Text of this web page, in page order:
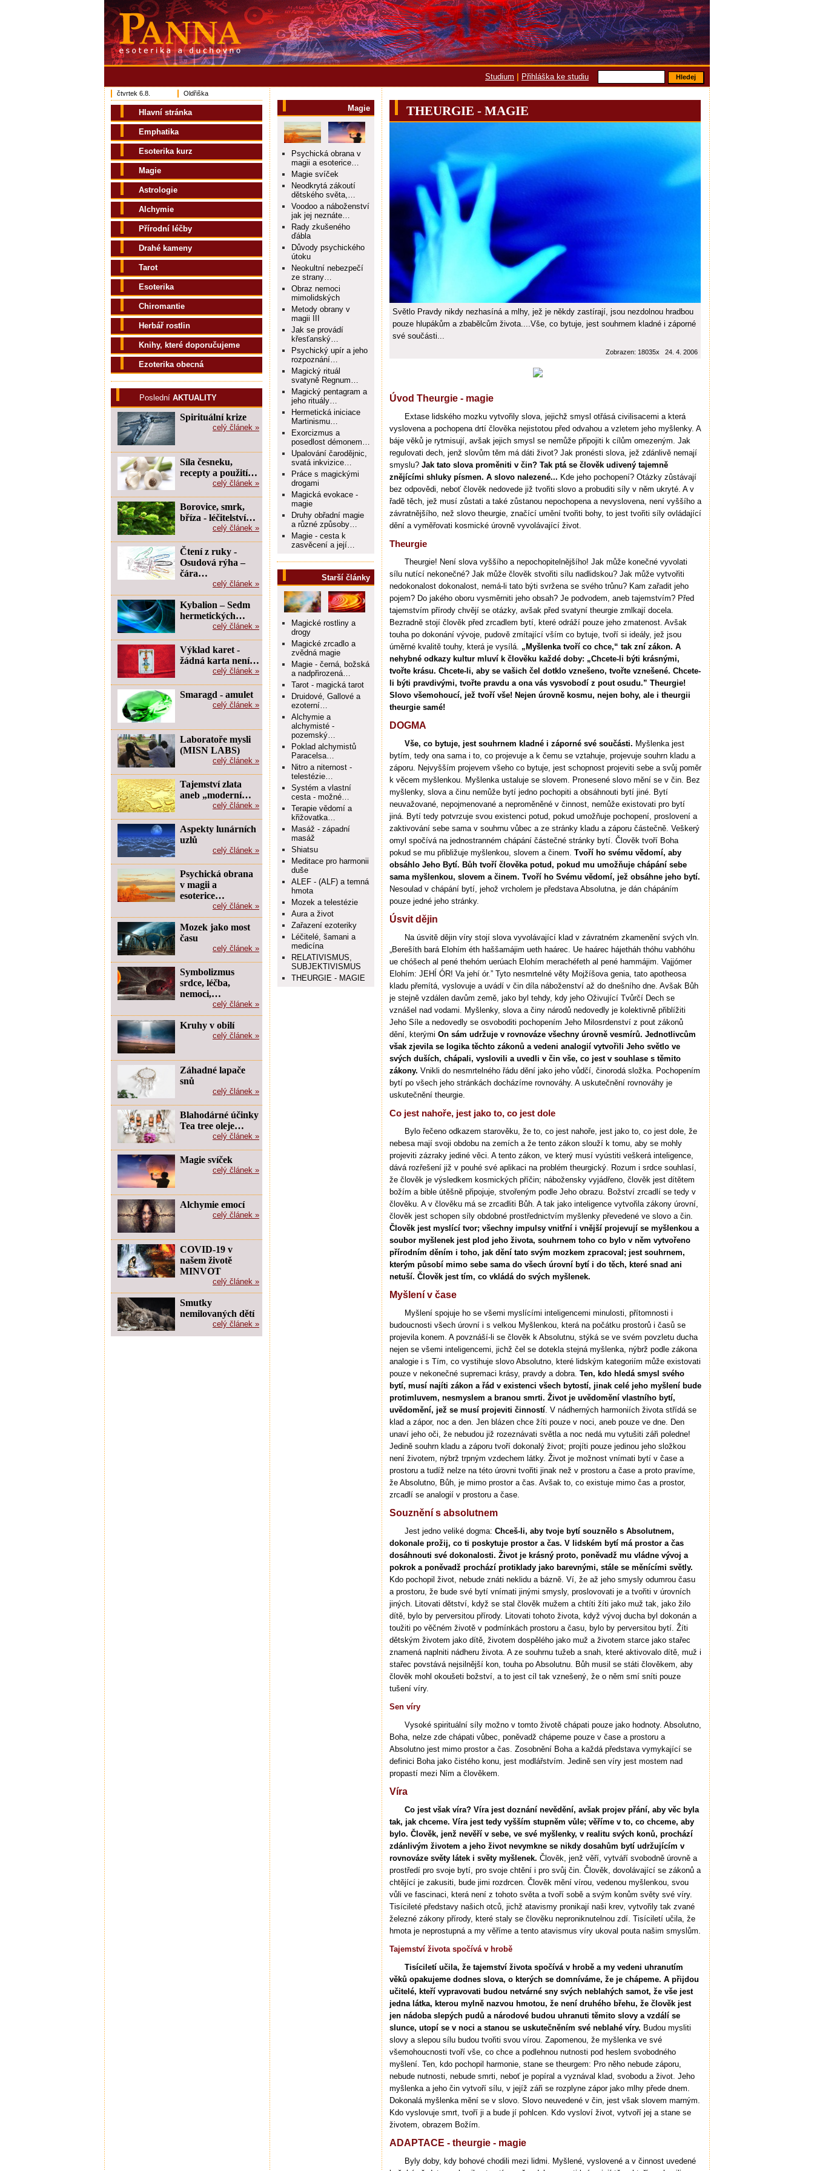
Studium Přihláška ke studiu
THEURGIE - MAGIE
Světlo Pravdy nikdy nezhasíná a mlhy, jež je někdy zastírají, jsou nezdolnou hradbou
pouze hlupákům a zbabělcům života....Vše, co bytuje, jest souhrnem kladné i záporné
své součásti...
Zobrazen: 18035x 24. 4. 2006
Úvod Theurgie - magie
Extase lidského mozku vytvořily slova, jejichž smysl otřásá civilisacemi a která
vyslovena a pochopena drtí člověka nejistotou před odvahou a vzletem jeho myšlenky. A
báje věků je rytmisují, avšak jejich smysl se nemůže připojiti k cílům omezeným. Jak
regulovati dech, jenž slovům těm má dáti život? Jak pronésti slova, jež zdánlivě nemají
smyslu? Jak tato slova proměniti v čin? Tak ptá se člověk udivený tajemně
znějícími shluky písmen. A slovo nalezené... Kde jeho pochopení? Otázky zůstávají
bez odpovědi, neboť člověk nedovede již tvořiti slovo a probuditi síly v něm ukryté. A v
řadě těch, jež musí zůstati a také zůstanou nepochopena a nevyslovena, není vyššího a
závratnějšího, než slovo theurgie, značící umění tvořiti bohy, to jest tvořiti síly ovládající
dění a vyměřovati kosmické úrovně vyvolávající život.
Theurgie
Theurgie! Není slova vyššího a nepochopitelnějšího! Jak může konečné vyvolati
sílu nutící nekonečné? Jak může člověk stvořiti sílu nadlidskou? Jak může vytvořiti
nedokonalost dokonalost, nemá-li tato býti svržena se svého trůnu? Kam zařadit jeho
pojem? Do jakého oboru vysměrniti jeho obsah? Je podvodem, aneb tajemstvím? Před
tajemstvím přírody chvějí se otázky, avšak před svatyní theurgie zmlkají docela.
Bezradně stojí člověk před zrcadlem bytí, které odráží pouze jeho zmatenost. Avšak
touha po dokonání vývoje, pudově zmítající vším co bytuje, tvoří si ideály, jež jsou
úměrné kvalitě touhy, která je vysílá. „Myšlenka tvoří co chce,“ tak zní zákon. A
nehybné odkazy kultur mluví k člověku každé doby: „Chcete-li býti krásnými,
tvořte krásu. Chcete-li, aby se vašich čel dotklo vznešeno, tvořte vznešené. Chcete-
li býti pravdivými, tvořte pravdu a ona vás vysvobodí z pout osudu.” Theurgie!
Slovo všemohoucí, jež tvoří vše! Nejen úrovně kosmu, nejen bohy, ale i theurgii
theurgie samé!
DOGMA
Vše, co bytuje, jest souhrnem kladné i záporné své součásti. Myšlenka jest
bytím, tedy ona sama i to, co projevuje a k čemu se vztahuje, projevuje souhrn kladu a
záporu. Nejvyšším projevem všeho co bytuje, jest schopnost projeviti sebe a svůj poměr
k věcem myšlenkou. Myšlenka ustaluje se slovem. Pronesené slovo mění se v čin. Bez
myšlenky, slova a činu nemůže bytí jedno pochopiti a obsáhnouti bytí jiné. Bytí
neuvažované, nepojmenované a neproměněné v činnost, nemůže existovati pro bytí
jiná. Bytí tedy potvrzuje svou existenci potud, pokud umožňuje pochopení, proslovení a
zaktivování sebe sama v souhrnu vůbec a ze stránky kladu a záporu částečně. Veškerý
omyl spočívá na jednostranném chápání částečné stránky bytí. Člověk tvoří Boha
pokud se mu přibližuje myšlenkou, slovem a činem. Tvoří ho svému vědomí, aby
obsáhlo Jeho Bytí. Bůh tvoří člověka potud, pokud mu umožňuje chápání sebe
sama myšlenkou, slovem a činem. Tvoří ho Svému vědomí, jež obsáhne jeho bytí.
Nesoulad v chápání bytí, jehož vrcholem je představa Absolutna, je dán chápáním
pouze jedné jeho stránky.
Úsvit dějin
Na úsvitě dějin víry stojí slova vyvolávající klad v závratném zkamenění svých vln.
„Berešíth bará Elohím éth haššamájim ueth haárec. Ue haárec hájetháh thóhu vabhóhu
ue chóšech al pené thehóm uerúach Elohím merachéfeth al pené hammájim. Vajjómer
Elohím: JEHÍ ÓR! Va jehí ór.” Tyto nesmrtelné věty Mojžíšova genia, tato apotheosa
kladu přemítá, vyslovuje a uvádí v čin díla náboženství až do dnešního dne. Avšak Bůh
je stejně vzdálen davům země, jako byl tehdy, kdy jeho Oživující Tvůrčí Dech se
vznášel nad vodami. Myšlenky, slova a činy národů nedovedly je kolektivně přiblížiti
Jeho Síle a nedovedly se osvoboditi pochopením Jeho Milosrdenství z pout zákonů
dění, kterými On sám udržuje v rovnováze všechny úrovně vesmírů. Jednotlivcům
však zjevila se logika těchto zákonů a vedeni analogií vytvořili Jeho světlo ve
svých duších, chápali, vyslovili a uvedli v čin vše, co jest v souhlase s těmito
zákony. Vnikli do nesmrtelného řádu dění jako jeho vůdčí, činorodá složka. Pochopením
bytí po všech jeho stránkách docházíme rovnováhy. A uskutečnění rovnováhy je
uskutečnění theurgie.
Co jest nahoře, jest jako to, co jest dole
Bylo řečeno odkazem starověku, že to, co jest nahoře, jest jako to, co jest dole, že
nebesa mají svoji obdobu na zemích a že tento zákon slouží k tomu, aby se mohly
projeviti zázraky jediné věci. A tento zákon, ve který musí vyústiti veškerá inteligence,
dává rozřešení již v pouhé své aplikaci na problém theurgický. Rozum i srdce souhlasí,
že člověk je výsledkem kosmických příčin; nábožensky vyjádřeno, člověk jest dítětem
božím a bible útěšně připojuje, stvořeným podle Jeho obrazu. Božství zrcadlí se tedy v
člověku. A v člověku má se zrcadliti Bůh. A tak jako inteligence vytvořila zákony úrovní,
člověk jest schopen síly obdobné prostřednictvím myšlenky převedené ve slovo a čin.
Člověk jest myslící tvor; všechny impulsy vnitřní i vnější projevují se myšlenkou a
soubor myšlenek jest plod jeho života, souhrnem toho co bylo v něm vytvořeno
přírodním děním i toho, jak dění tato svým mozkem zpracoval; jest souhrnem,
kterým působí mimo sebe sama do všech úrovní bytí i do těch, které snad ani
netuší. Člověk jest tím, co vkládá do svých myšlenek.
Myšlení v čase
Myšlení spojuje ho se všemi myslícími inteligencemi minulosti, přítomnosti i
budoucnosti všech úrovní i s velkou Myšlenkou, která na počátku prostorů i časů se
projevila konem. A povznáší-li se člověk k Absolutnu, stýká se ve svém povzletu ducha
nejen se všemi inteligencemi, jichž čel se dotekla stejná myšlenka, nýbrž podle zákona
analogie i s Tím, co vystihuje slovo Absolutno, které lidským kategoriím může existovati
pouze v nekonečné supremaci krásy, pravdy a dobra. Ten, kdo hledá smysl svého
bytí, musí najíti zákon a řád v existenci všech bytostí, jinak celé jeho myšlení bude
protimluvem, nesmyslem a branou smrti. Život je uvědomění vlastního bytí,
uvědomění, jež se musí projeviti činností. V nádherných harmoniích života střídá se
klad a zápor, noc a den. Jen blázen chce žíti pouze v noci, aneb pouze ve dne. Den
unaví jeho oči, že nebudou již rozeznávati světla a noc nedá mu vytušiti záři poledne!
Jedině souhrn kladu a záporu tvoří dokonalý život; projíti pouze jedinou jeho složkou
není životem, nýbrž trpným vzdechem látky. Život je možnost vnímati bytí v čase a
prostoru a tudíž nelze na této úrovni tvořiti jinak než v prostoru a čase a proto pravíme,
že Absolutno, Bůh, je mimo prostor a čas. Avšak to, co existuje mimo čas a prostor,
zrcadlí se analogií v prostoru a čase.
Souznění s absolutnem
Jest jedno veliké dogma: Chceš-li, aby tvoje bytí souznělo s Absolutnem,
dokonale prožij, co ti poskytuje prostor a čas. V lidském bytí má prostor a čas
dosáhnouti své dokonalosti. Život je krásný proto, poněvadž mu vládne vývoj a
pokrok a poněvadž prochází protiklady jako barevnými, stále se měnícími světly.
Kdo pochopil život, nebude znáti neklidu a bázně. Ví, že až jeho smysly odumrou času
a prostoru, že bude své bytí vnímati jinými smysly, proslovovati je a tvořiti v úrovních
jiných. Litovati dětství, když se stal člověk mužem a chtíti žíti jako muž tak, jako žilo
dítě, bylo by perversitou přírody. Litovati tohoto života, když vývoj ducha byl dokonán a
toužiti po věčném životě v podmínkách prostoru a času, bylo by perversitou bytí. Žíti
dětským životem jako dítě, životem dospělého jako muž a životem starce jako stařec
znamená naplniti nádheru života. A ze souhrnu tužeb a snah, které aktivovalo dítě, muž i
stařec povstává nejsilnější kon, touha po Absolutnu. Bůh musil se státi člověkem, aby
člověk mohl okoušeti božství, a to jest cíl tak vznešený, že o něm smí sníti pouze
tušení víry.
Sen víry
Vysoké spirituální síly možno v tomto životě chápati pouze jako hodnoty. Absolutno,
Boha, nelze zde chápati vůbec, poněvadž chápeme pouze v čase a prostoru a
Absolutno jest mimo prostor a čas. Zosobnění Boha a každá představa vymykající se
definici Boha jako čistého konu, jest modlářstvím. Jedině sen víry jest mostem nad
propastí mezi Ním a člověkem.
Víra
Co jest však víra? Víra jest doznání nevědění, avšak projev přání, aby věc byla
tak, jak chceme. Víra jest tedy vyšším stupněm vůle; věříme v to, co chceme, aby
bylo. Člověk, jenž nevěří v sebe, ve své myšlenky, v realitu svých konů, prochází
zdánlivým životem a jeho život nevymkne se nikdy dosahům bytí udržujícím v
rovnováze světy látek i světy myšlenek. Člověk, jenž věří, vytváří svobodně úrovně a
prostředí pro svoje bytí, pro svoje chtění i pro svůj čin. Člověk, dovolávající se zákonů a
chtějící je zakusiti, bude jimi rozdrcen. Člověk mění vírou, vedenou myšlenkou, svou
vůli ve fascinaci, která není z tohoto světa a tvoří sobě a svým konům světy své víry.
Tisícileté představy našich otců, jichž atavismy pronikají naši krev, vytvořily tak zvané
železné zákony přírody, které staly se člověku neproniknutelnou zdí. Tisíciletí učila, že
hmota je neprostupná a my věříme a tento atavismus víry ukoval pouta našim smyslům.
Tajemství života spočívá v hrobě
Tisíciletí učila, že tajemství života spočívá v hrobě a my vedeni uhranutím
věků opakujeme dodnes slova, o kterých se domníváme, že je chápeme. A přijdou
učitelé, kteří vypravovati budou netvárné sny svých neblahých samot, že vše jest
jedna látka, kterou mylně nazvou hmotou, že není druhého břehu, že člověk jest
jen nádoba slepých pudů a národové budou uhranuti těmito slovy a vzdálí se
slunce, utopí se v noci a stanou se uskutečněním své neblahé víry. Budou mysliti
slovy a slepou sílu budou tvořiti svou vírou. Zapomenou, že myšlenka ve své
všemohoucnosti tvoří vše, co chce a podlehnou nutnosti pod heslem svobodného
myšlení. Ten, kdo pochopil harmonie, stane se theurgem: Pro něho nebude záporu,
nebude nutnosti, nebude smrti, neboť je popíral a vyznával klad, svobodu a život. Jeho
myšlenka a jeho čin vytvoří sílu, v jejíž záři se rozplyne zápor jako mlhy přede dnem.
Dokonalá myšlenka mění se v slovo. Slovo neuvedené v čin, jest však slovem marným.
Kdo vyslovuje smrt, tvoří ji a bude jí pohlcen. Kdo vysloví život, vytvoří jej a stane se
životem, obrazem Božím.
ADAPTACE - theurgie - magie
Byly doby, kdy bohové chodili mezi lidmi. Myšlené, vyslovené a v činnost uvedené
Magie
Psychická obrana v
magii a esoterice…
Magie svíček
Neodkrytá zákoutí
dětského světa,…
Voodoo a náboženství
jak jej neznáte…
Rady zkušeného
ďábla
Důvody psychického
útoku
Neokultní nebezpečí
ze strany…
Obraz nemoci
mimolidských
Metody obrany v
magii III
Jak se provádí
křesťanský…
Psychický upír a jeho
rozpoznání…
Magický rituál
svatyně Regnum…
Magický pentagram a
jeho rituály…
Hermetická iniciace
Martinismu…
Exorcizmus a
posedlost démonem…
Upalování čarodějnic,
svatá inkvizice…
Práce s magickými
drogami
Magická evokace -
magie
Druhy obřadní magie
a různé způsoby…
Magie - cesta k
zasvěcení a její…
Starší články
Magické rostliny a
drogy
Magické zrcadlo a
zvědná magie
Magie - černá, božská
a nadpřirozená…
Tarot - magická tarot
Druidové, Gallové a
ezoterní…
Alchymie a
alchymisté -
pozemský…
Poklad alchymistů
Paracelsa…
Nitro a niternost -
telestézie…
Systém a vlastní
cesta - možné…
Terapie vědomí a
křižovatka…
Masáž - západní
masáž
Shiatsu
Meditace pro harmonii
duše
ALEF - (ALF) a temná
hmota
Mozek a telestézie
Aura a život
Zařazení ezoteriky
Léčitelé, šamani a
medicína
RELATIVISMUS,
SUBJEKTIVISMUS
THEURGIE - MAGIE
čtvrtek 6.8. Oldřiška
Hlavní stránka
Emphatika
Esoterika kurz
Magie
Astrologie
Alchymie
Přírodní léčby
Drahé kameny
Tarot
Esoterika
Chiromantie
Herbář rostlin
Knihy, které doporučujeme
Ezoterika obecná
Poslední AKTUALITY
Spirituální krize
celý článek »
Síla česneku,
recepty a použití…
celý článek »
Borovice, smrk,
bříza - léčitelství…
celý článek »
Čtení z ruky -
Osudová rýha –
čára…
celý článek »
Kybalion – Sedm
hermetických…
celý článek »
Výklad karet -
žádná karta není…
celý článek »
Smaragd - amulet
celý článek »
Laboratoře mysli
(MISN LABS)
celý článek »
Tajemství zlata
aneb „moderní…
celý článek »
Aspekty lunárních
uzlů
celý článek »
Psychická obrana
v magii a
esoterice…
celý článek »
Mozek jako most
času
celý článek »
Symbolizmus
srdce, léčba,
nemoci,…
celý článek »
Kruhy v obilí
celý článek »
Záhadné lapače
snů
celý článek »
Blahodárné účinky
Tea tree oleje…
celý článek »
Magie svíček
celý článek »
Alchymie emocí
celý článek »
COVID-19 v
našem životě
MINVOT
celý článek »
Smutky
nemilovaných dětí
celý článek »